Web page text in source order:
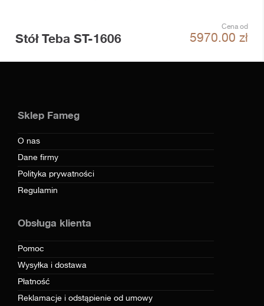
Stół Teba ST-1606
Cena od
5970.00 zł
Sklep Fameg
O nas
Dane firmy
Polityka prywatności
Regulamin
Obsługa klienta
Pomoc
Wysyłka i dostawa
Płatność
Reklamacje i odstąpienie od umowy